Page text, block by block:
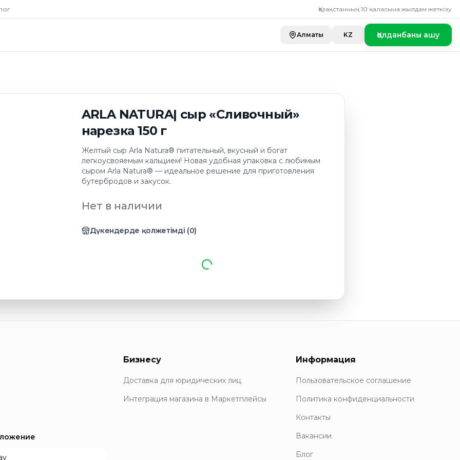
Қазақстанның 10 қаласына жылдам жеткізу
Алматы KZ Қолданбаны ашу
ARLA NATURA| сыр «Сливочный»
нарезка 150 г
Желтый сыр Arla Natura® питательный, вкусный и богат
легкоусвояемым кальцием! Новая удобная упаковка с любимым
сыром Arla Natura® — идеальное решение для приготовления
бутербродов и закусок.
Нет в наличии
Дүкендерде қолжетімді (0)
Бизнесу
Доставка для юридических лиц
Интеграция магазина в Маркетплейсы
Информация
Пользовательское соглашение
Политика конфиденциальности
Контакты
Вакансии
Блог